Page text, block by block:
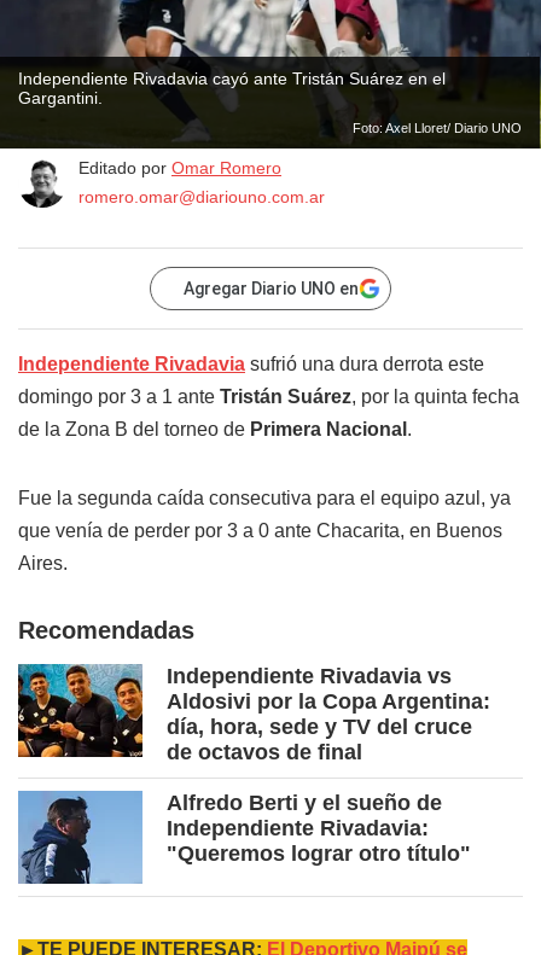
Independiente Rivadavia cayó ante Tristán Suárez en el
Gargantini.
Foto: Axel Lloret/ Diario UNO
Editado por Omar Romero
romero.omar@diariouno.com.ar
Agregar Diario UNO en
Independiente Rivadavia sufrió una dura derrota este
domingo por 3 a 1 ante Tristán Suárez, por la quinta fecha
de la Zona B del torneo de Primera Nacional .
Fue la segunda caída consecutiva para el equipo azul, ya
que venía de perder por 3 a 0 ante Chacarita, en Buenos
Aires.
Recomendadas
Independiente Rivadavia vs
Aldosivi por la Copa Argentina:
día, hora, sede y TV del cruce
de octavos de final
Alfredo Berti y el sueño de
Independiente Rivadavia:
"Queremos lograr otro título"
►TE PUEDE INTERESAR: El Deportivo Maipú se